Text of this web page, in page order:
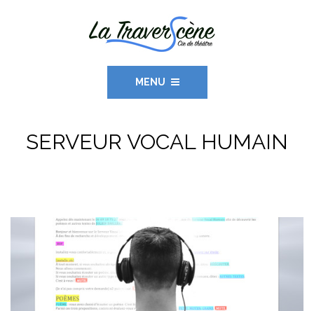
MENU
SERVEUR VOCAL HUMAIN